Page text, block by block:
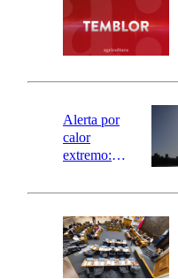
activa
mensajería
SAE
Alerta por
calor
extremo:
activa Alerta
Preventiva en
tres comunas